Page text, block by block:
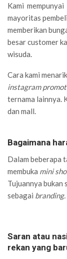
Kami
mayoritas
memberikan
besar customer
wisuda.
Cara kami
instagram
ternama lainnya.
dan mall.
Bagaimana
Dalam beberapa
membuka mini
Tujuannya
sebagai branding.
Saran atau
rekan yang